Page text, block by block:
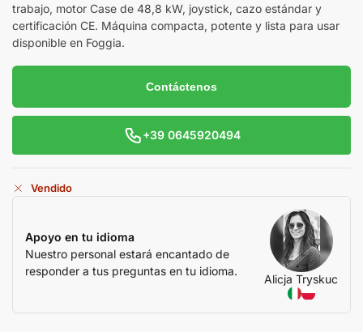
trabajo, motor Case de 48,8 kW, joystick, cazo estándar y
certificación CE. Máquina compacta, potente y lista para usar
disponible en Foggia.
Contáctenos
+39 0645920494
Vendido
Apoyo en tu idioma
Nuestro personal estará encantado de
responder a tus preguntas en tu idioma.
Alicja Tryskuc